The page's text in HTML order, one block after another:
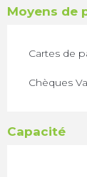
Moyens de
Cartes de
Chèques
Capacité